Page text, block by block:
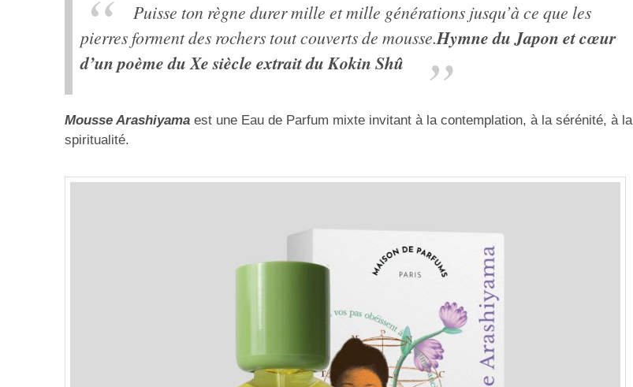
Puisse ton règne durer mille et mille générations jusqu’à ce que les
pierres forment des rochers tout couverts de mousse.Hymne du Japon et cœur
d’un poème du Xe siècle extrait du Kokin Shû
Mousse Arashiyama est une Eau de Parfum mixte invitant à la contemplation, à la sérénité, à la
spiritualité.